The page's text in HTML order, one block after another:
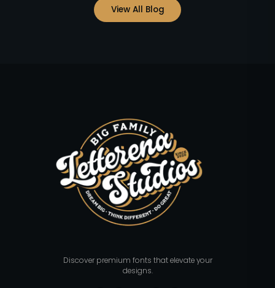
View All Blog
Discover premium fonts that elevate your
designs.